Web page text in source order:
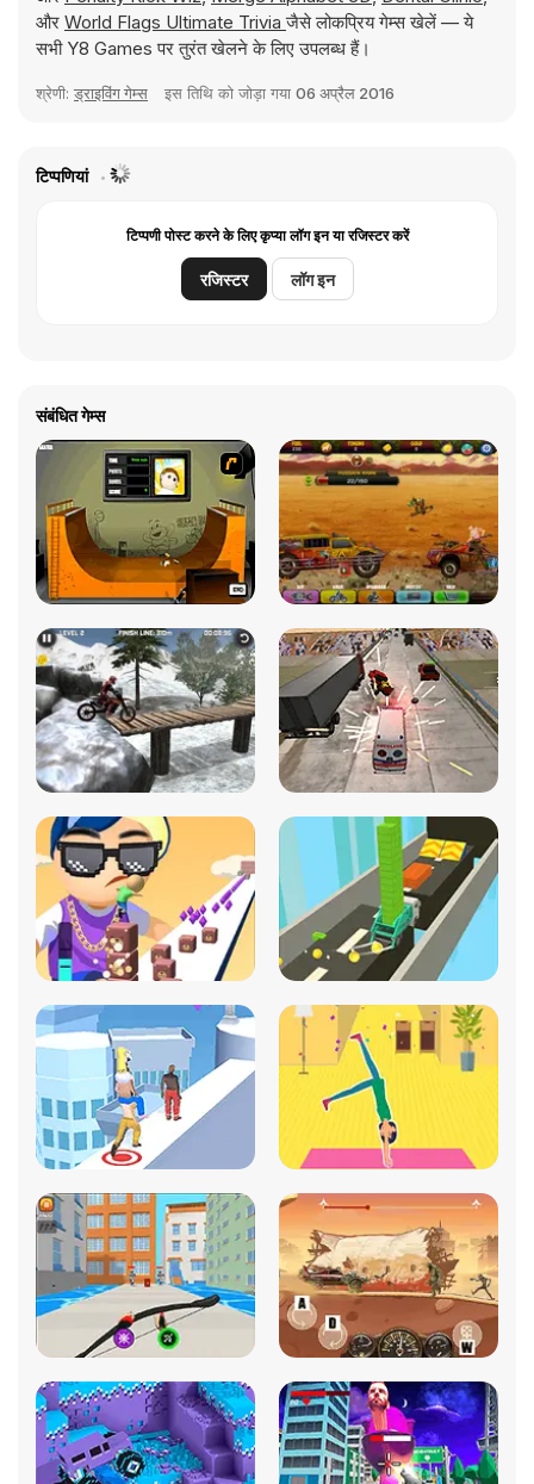
और World Flags Ultimate Triviaजैसे लोकप्रिय गेम्स खेलें — ये
सभी Y8 Games पर तुरंत खेलने के लिए उपलब्ध हैं।
श्रेणी: ड्राइविंग गेम्स इस तिथि को जोड़ा गया 06 अप्रैल 2016
टिप्पणियां
टिप्पणी पोस्ट करने के लिए कृप्या लॉग इन या रजिस्टर करें
रजिस्टर लॉग इन
संबंधित गेम्स